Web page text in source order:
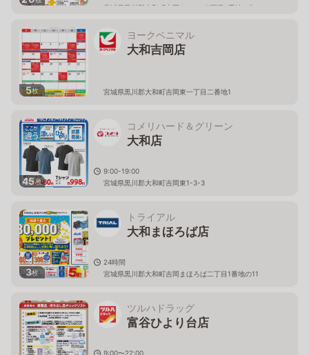
宮城県黒川郡大和町吉岡まほろば1丁目4番地の7
5枚
ヨークベニマル
大和吉岡店
宮城県黒川郡大和町吉岡東一丁目二番地1
45枚
コメリハード＆グリーン
大和店
9:00-19:00
宮城県黒川郡大和町吉岡東1-3-3
3枚
トライアル
大和まほろば店
24時間
宮城県黒川郡大和町吉岡まほろば二丁目1番地の11
ツルハドラッグ
富谷ひより台店
9:00〜22:00